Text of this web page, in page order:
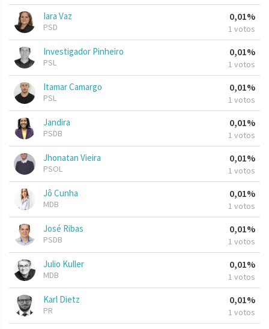
Iara Vaz
PSD
0,01%
1 votos
Investigador Pinheiro
PSL
0,01%
1 votos
Itamar Camargo
PSL
0,01%
1 votos
Jandira
PSDB
0,01%
1 votos
Jhonatan Vieira
PSOL
0,01%
1 votos
Jô Cunha
MDB
0,01%
1 votos
José Ribas
PSDB
0,01%
1 votos
Julio Kuller
MDB
0,01%
1 votos
Karl Dietz
PR
0,01%
1 votos